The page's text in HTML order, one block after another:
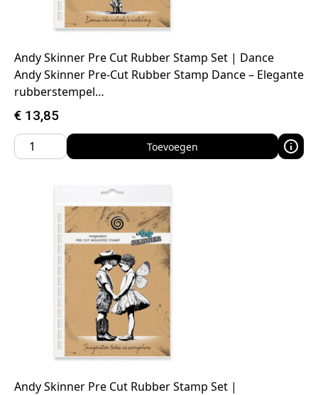
Andy Skinner Pre Cut Rubber Stamp Set | Dance
Andy Skinner Pre-Cut Rubber Stamp Dance – Elegante
rubberstempel…
€ 13,85
Toevoegen
Andy Skinner Pre Cut Rubber Stamp Set |